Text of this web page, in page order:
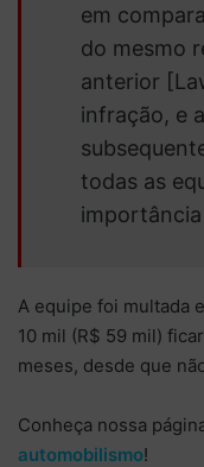
em
do mesmo
anterior
infração, e
todas as
importância
A equipe foi multada
10 mil (R$ 59 mil)
meses, desde que
Conheça nossa
automobilismo!